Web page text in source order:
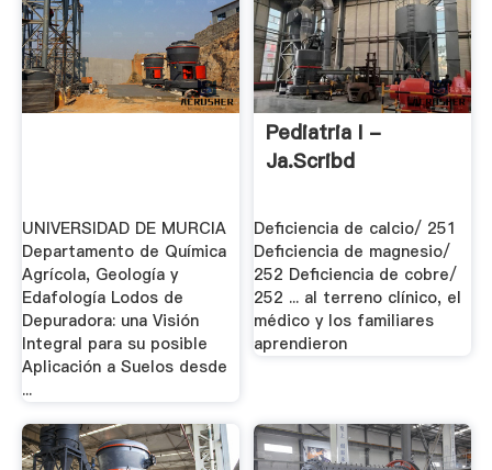
UNIVERSIDAD DE MURCIA
Departamento de Química
Agrícola, Geología y
Edafología Lodos de
Depuradora: una Visión
Integral para su posible
Aplicación a Suelos desde
...
Pediatria I -
Ja.scribd
Deficiencia de calcio/ 251
Deficiencia de magnesio/
252 Deficiencia de cobre/
252 ... al terreno clínico, el
médico y los familiares
aprendieron